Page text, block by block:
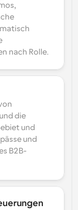
nach Rolle.
die
und
und
B2B-